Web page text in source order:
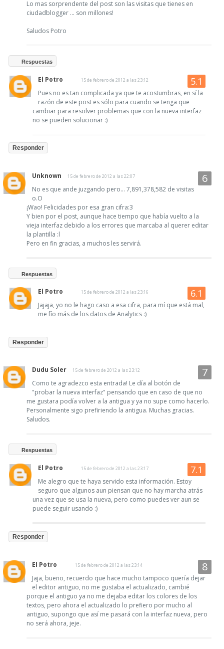
Lo mas sorprendente del post son las visitas que tienes en
ciudadblogger ... son millones!
Saludos Potro
Respuestas
El Potro 15 de febrero de 2012 a las 23:12
Pues no es tan complicada ya que te acostumbras, en sí la
razón de este post es sólo para cuando se tenga que
cambiar para resolver problemas que con la nueva interfaz
no se pueden solucionar :)
Responder
Unknown 15 de febrero de 2012 a las 22:07
No es que ande juzgando pero... 7,891,378,582 de visitas
o.O
¡Wao! Felicidades por esa gran cifra:3
Y bien por el post, aunque hace tiempo que había vuelto a la
vieja interfaz debido a los errores que marcaba al querer editar
la plantilla :l
Pero en fin gracias, a muchos les servirá.
Respuestas
El Potro 15 de febrero de 2012 a las 23:16
Jajaja, yo no le hago caso a esa cifra, para mí que está mal,
me fío más de los datos de Analytics :)
Responder
Dudu Soler 15 de febrero de 2012 a las 23:12
Como te agradezco esta entrada! Le día al botón de
"probar la nueva interfaz" pensando que en caso de que no
me gustara podía volver a la antigua y ya no supe como hacerlo.
Personalmente sigo prefiriendo la antigua. Muchas gracias.
Saludos.
Respuestas
El Potro 15 de febrero de 2012 a las 23:17
Me alegro que te haya servido esta información. Estoy
seguro que algunos aun piensan que no hay marcha atrás
una vez que se usa la nueva, pero como puedes ver aun se
puede seguir usando :)
Responder
El Potro 15 de febrero de 2012 a las 23:14
Jaja, bueno, recuerdo que hace mucho tampoco quería dejar
el editor antiguo, no me gustaba el actualizado, cambié
porque el antiguo ya no me dejaba editar los colores de los
textos, pero ahora el actualizado lo prefiero por mucho al
antiguo, supongo que así me pasará con la interfaz nueva, pero
no será ahora, jeje.